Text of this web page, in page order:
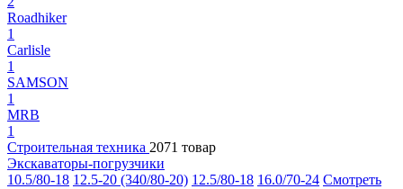
Roadhiker
1
Carlisle
1
SAMSON
1
MRB
1
Строительная техника 2071 товар
Экскаваторы-погрузчики
10.5/80-18 12.5-20 (340/80-20) 12.5/80-18 16.0/70-24 Смотреть